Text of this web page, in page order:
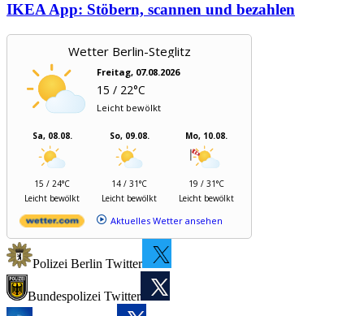
IKEA App: Stöbern, scannen und bezahlen
Wetter Berlin-Steglitz
Freitag, 07.08.2026
15 / 22°C
Leicht bewölkt
Sa, 08.08.
15 / 24°C
Leicht bewölkt
So, 09.08.
14 / 31°C
Leicht bewölkt
Mo, 10.08.
19 / 31°C
Leicht bewölkt
Aktuelles Wetter ansehen
Polizei Berlin Twitter
Bundespolizei Twitter